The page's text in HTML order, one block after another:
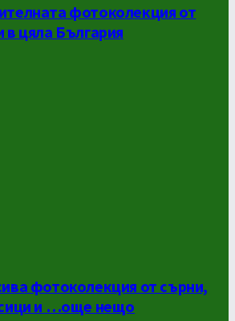
фотоколекция от
в цяла България
фотоколекция от сърни,
и …още нещо